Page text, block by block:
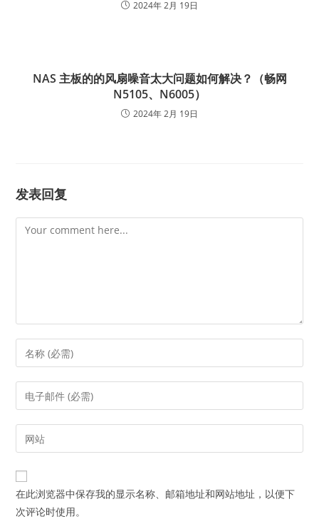
2024年 2月 19日
NAS 主板的的风扇噪音太大问题如何解决？（畅网
N5105、N6005）
2024年 2月 19日
发表回复
Comment
Enter
your
name
comment
Enter
your
email
address
comment
Enter
your
website
URL
(optional)
在此浏览器中保存我的显示名称、邮箱地址和网站地址，以便下
次评论时使用。